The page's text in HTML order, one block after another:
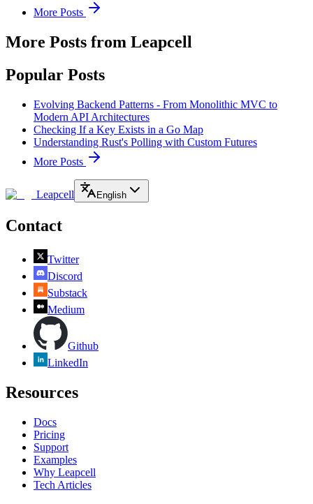
More Posts
More Posts from Leapcell
Popular Posts
Evolving Backend Patterns - From Monolithic MVC to
Modern API Architectures
Checking If a Key Exists in a Go Map
Understanding Rust's Polling with Custom Futures
More Posts
Leapcell English
Contact
Twitter
Discord
Substack
Medium
Github
LinkedIn
Resources
Docs
Pricing
Support
Examples
Why Leapcell
Tech Articles